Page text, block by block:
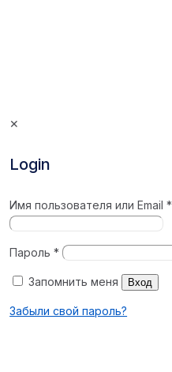
✕
Login
Имя пользователя или Email*
Пароль*
Запомнить меня Вход
Забыли свой пароль?